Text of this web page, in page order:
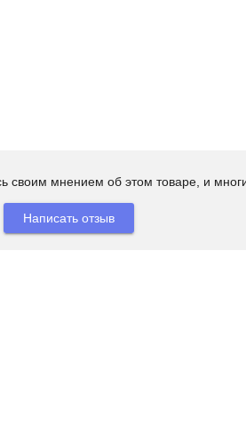
своим мнением об этом товаре, и
Написать отзыв